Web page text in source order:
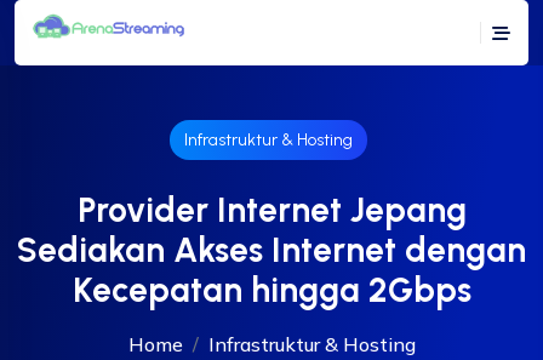
Infrastruktur & Hosting
Provider Internet Jepang
Sediakan Akses Internet dengan
Kecepatan hingga 2Gbps
Home
Infrastruktur & Hosting